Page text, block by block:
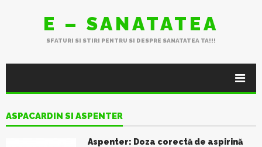
E – SANATATEA
SFATURI SI STIRI PENTRU SI DESPRE SANATATEA TA!!!
ASPACARDIN SI ASPENTER
Aspenter: Doza corectă de aspirină